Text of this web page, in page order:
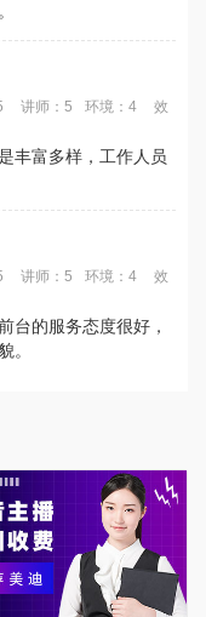
讲师：5 环境：4
效
丰富多样，工作人员
讲师：5 环境：4
效
台的服务态度很好，
。